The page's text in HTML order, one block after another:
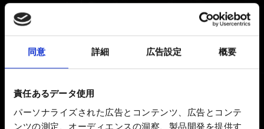
同意 詳細 広告設定 概要
責任あるデータ使用
パーソナライズされた広告とコンテンツ、広告とコンテ
ンツの測定、オーディエンスの洞察、製品開発を提供す
新着 6年前 更新 4年前
ゲーム内のバトルやその他の場面で、進行できなくなる
1.問題が起こる直前に何をしていましたか？進行が停止
するきっかけとなった特定のアクション、または一連の